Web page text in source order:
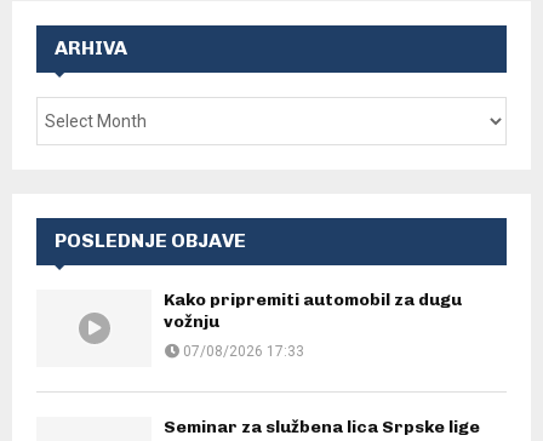
ARHIVA
POSLEDNJE OBJAVE
Kako pripremiti automobil za dugu
vožnju
07/08/2026 17:33
Seminar za službena lica Srpske lige